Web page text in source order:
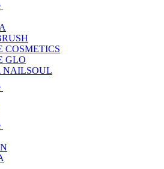
COSMETICS
GLO
NAILSOUL